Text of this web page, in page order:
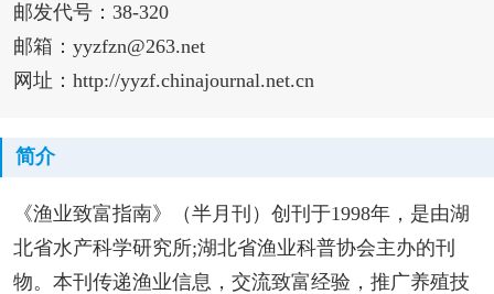
邮发代号：38-320
邮箱：yyzfzn@263.net
网址：http://yyzf.chinajournal.net.cn
简介
《渔业致富指南》（半月刊）创刊于1998年，是由湖
北省水产科学研究所;湖北省渔业科普协会主办的刊
物。本刊传递渔业信息，交流致富经验，推广养殖技